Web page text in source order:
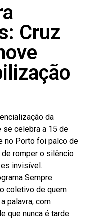
Cruz
da
se celebra a 15 de
no Porto foi palco de
romper o silêncio
invisível.
Sempre
coletivo de quem
palavra, com
que nunca é tarde